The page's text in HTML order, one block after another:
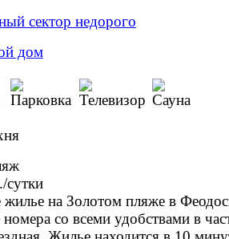
сектор недорого
/сутки
жилье на Золотом пляже в
со всеми удобствами в